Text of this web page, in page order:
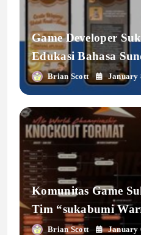
Game Developer
Edukasi Bahasa
LokalBrian Scott January
Komunitas Game
Tim “sukabumi
Kejuaraan Nasional
Brian Scott January